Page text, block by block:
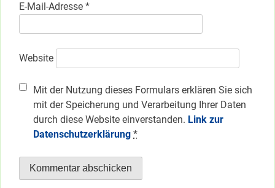
E-Mail-Adresse *
Website
Mit der Nutzung dieses Formulars erklären Sie sich
mit der Speicherung und Verarbeitung Ihrer Daten
durch diese Website einverstanden. Link zur
Datenschutzerklärung *